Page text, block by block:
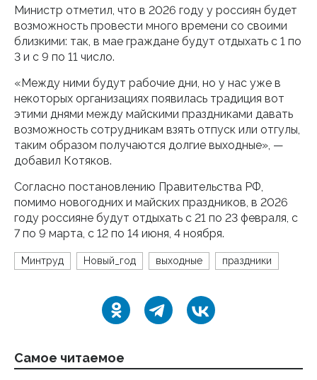
Министр отметил, что в 2026 году у россиян будет
возможность провести много времени со своими
близкими: так, в мае граждане будут отдыхать с 1 по
3 и с 9 по 11 число.
«Между ними будут рабочие дни, но у нас уже в
некоторых организациях появилась традиция вот
этими днями между майскими праздниками давать
возможность сотрудникам взять отпуск или отгулы,
таким образом получаются долгие выходные», —
добавил Котяков.
Согласно постановлению Правительства РФ,
помимо новогодних и майских праздников, в 2026
году россияне будут отдыхать с 21 по 23 февраля, с
7 по 9 марта, с 12 по 14 июня, 4 ноября.
Минтруд Новый_год выходные праздники
Самое читаемое